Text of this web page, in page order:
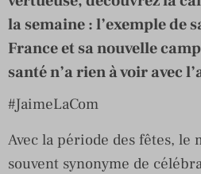
la semaine : l’exemple de
France et sa nouvelle
santé n’a rien à voir avec
#JaimeLaCom
Avec la période des fêtes, le
souvent synonyme de